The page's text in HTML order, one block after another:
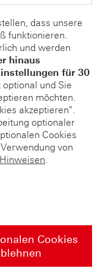
dass unsere
funktionieren.
und werden
hinaus
für 30
und Sie
möchten.
akzeptieren".
optionaler
Cookies
von
.
Cookies